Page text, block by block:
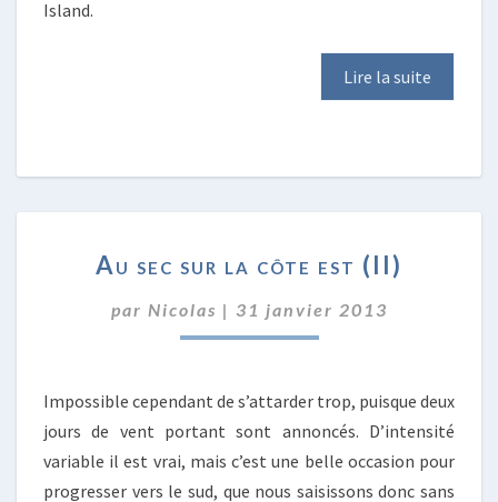
Island.
Lire la suite
SEC
LA
CÔTE
Au sec sur la côte est (II)
par Nicolas | 31 janvier 2013
Impossible cependant de s’attarder trop, puisque deux
jours de vent portant sont annoncés. D’intensité
variable il est vrai, mais c’est une belle occasion pour
progresser vers le sud, que nous saisissons donc sans